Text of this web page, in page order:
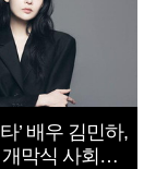
’ 배우 김민하,
막식 사회자